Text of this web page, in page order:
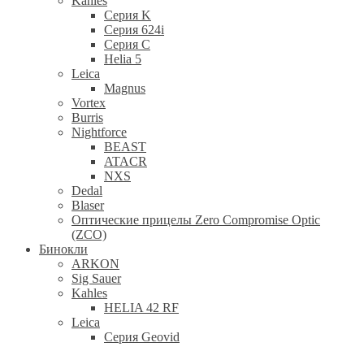
Серия K
Серия 624i
Серия С
Helia 5
Leica
Magnus
Vortex
Burris
Nightforce
BEAST
ATACR
NXS
Dedal
Blaser
Оптические прицелы Zero Compromise Optic
(ZCO)
Бинокли
ARKON
Sig Sauer
Kahles
HELIA 42 RF
Leica
Серия Geovid